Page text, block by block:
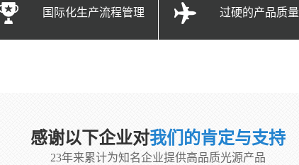
国际化生产流程管理 过硬的产品质量
感谢以下企业对我们的肯定与支持
23年来累计为知名企业提供高品质光源产品